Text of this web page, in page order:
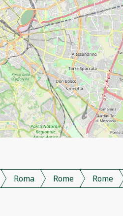
Roma Rome Rome